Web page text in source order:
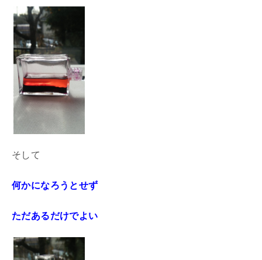
そして
何かになろうとせず
ただあるだけでよい